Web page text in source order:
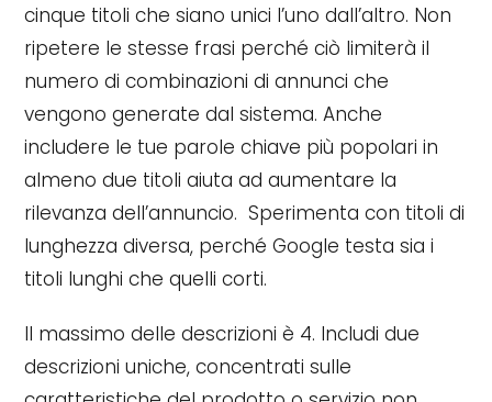
cinque titoli che siano unici l’uno dall’altro. Non
ripetere le stesse frasi perché ciò limiterà il
numero di combinazioni di annunci che
vengono generate dal sistema. Anche
includere le tue parole chiave più popolari in
almeno due titoli aiuta ad aumentare la
rilevanza dell’annuncio. Sperimenta con titoli di
lunghezza diversa, perché Google testa sia i
titoli lunghi che quelli corti.
Il massimo delle descrizioni è 4. Includi due
descrizioni uniche, concentrati sulle